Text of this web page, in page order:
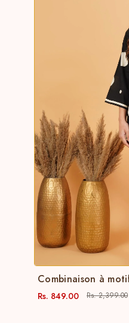
Combinaison à
Rs. 849.00 Rs. 2,399.00